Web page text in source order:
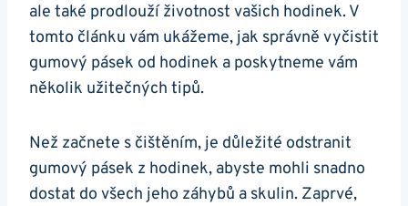
ale také prodlouží životnost vašich ⁢hodinek. V
tomto článku ⁤vám ukážeme, jak správně vyčistit⁤
gumový ⁢pásek ‍od hodinek a poskytneme vám
několik užitečných tipů.
Než‍ začnete s čištěním, je důležité odstranit
gumový pásek z hodinek, abyste mohli snadno
dostat⁣ do všech jeho záhybů a skulin. ‌Zaprvé,